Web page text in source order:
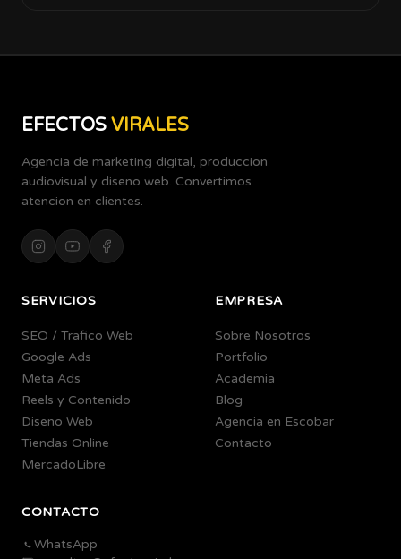
EFECTOS VIRALES
Agencia de marketing digital, produccion
audiovisual y diseno web. Convertimos
atencion en clientes.
SERVICIOS
SEO / Trafico Web
Google Ads
Meta Ads
Reels y Contenido
Diseno Web
Tiendas Online
MercadoLibre
EMPRESA
Sobre Nosotros
Portfolio
Academia
Blog
Agencia en Escobar
Contacto
CONTACTO
WhatsApp